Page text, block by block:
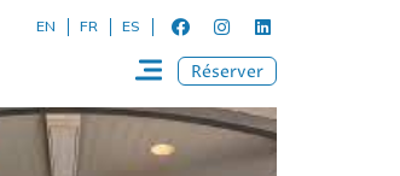
EN FR ES
Réserver